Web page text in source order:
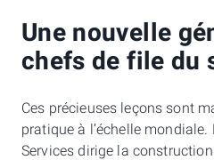
Une nouvelle
chefs de file du
Ces précieuses leçons sont
pratique à l’échelle
Services dirige la